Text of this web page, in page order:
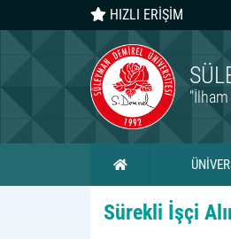
HIZLI ERİŞİM
Ana Sayfa
Sürekli İşçi